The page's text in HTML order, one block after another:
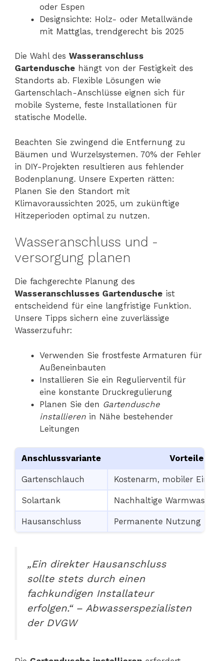
oder Espen
Designsichte: Holz- oder Metallwände
mit Mattglas, trendgerecht bis 2025
Die Wahl des Wasseranschluss
Gartendusche hängt von der Festigkeit des
Standorts ab. Flexible Lösungen wie
Gartenschlach-Anschlüsse eignen sich für
mobile Systeme, feste Installationen für
statische Modelle.
Beachten Sie zwingend die Entfernung zu
Bäumen und Wurzelsystemen. 70% der Fehler
in DIY-Projekten resultieren aus fehlender
Bodenplanung. Unsere Experten rätten:
Planen Sie den Standort mit
Klimavoraussichten 2025, um zukünftige
Hitzeperioden optimal zu nutzen.
Wasseranschluss und -
versorgung planen
Die fachgerechte Planung des
Wasseranschlusses Gartendusche ist
entscheidend für eine langfristige Funktion.
Unsere Tipps sichern eine zuverlässige
Wasserzufuhr:
Verwenden Sie frostfeste Armaturen für
Außeneinbauten
Installieren Sie ein Regulierventil für
eine konstante Druckregulierung
Planen Sie den Gartendusche
installieren in Nähe bestehender
Leitungen
Anschlussvariante Vorteile
Gartenschlauch Kostenarm, mobiler
Solartank Nachhaltige
Hausanschluss Permanente Nutzung
„Ein direkter Hausanschluss
sollte stets durch einen
fachkundigen Installateur
erfolgen.“ – Abwasserspezialisten
der DVGW